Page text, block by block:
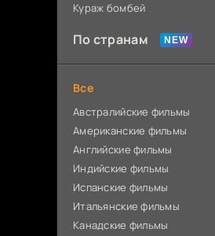
Кураж бомбей
По странам
Все
Австралийские фильмы
Американские фильмы
Английские фильмы
Индийские фильмы
Испанские фильмы
Итальянские фильмы
Канадские фильмы